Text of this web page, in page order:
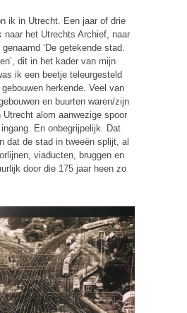
ik in Utrecht. Een jaar of drie
naar het Utrechts Archief, naar
‘De getekende stad.
dit in het kader van mijn
ik een beetje teleurgesteld
herkende. Veel van
en buurten waren/zijn
Utrecht alom aanwezige spoor
En onbegrijpelijk. Dat
dat de stad in tweeën splijt, al
viaducten, bruggen en
door die 175 jaar heen zo